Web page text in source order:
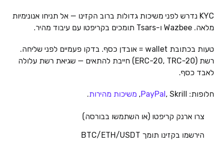
KYC נדרש לפני משיכות גדולות ברוב הקזינו — אל תניחו אנונימיות
מלאה. Wazbee ו-Tsars תומכים בקריפטו עם עיבוד מהיר.
טעות בכתובת wallet = אובדן כסף. בדקו פעמיים לפני שליחה.
רשת (ERC-20, TRC-20) חייבת להתאים — שגיאת רשת עלולה
לאבד כסף.
חלופות: PayPal , Skrill, משיכות מהירות.
צרו ארנק קריפטו (או השתמשו בבורסה)
הירשמו בקזינו תומך BTC/ETH/USDT